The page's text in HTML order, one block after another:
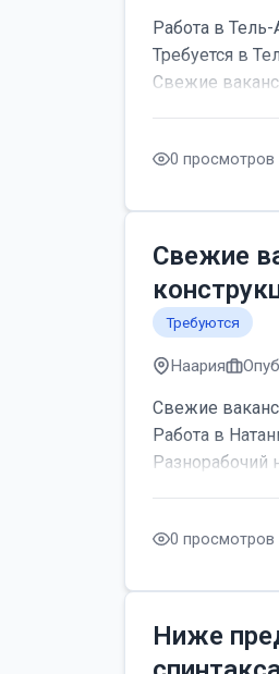
Работа в
Требуется в
Свежие
0 просмотров
Свежие
Требуются
Наария
Свежие
Работа в
Разнорабочий
0 просмотров
Ниже